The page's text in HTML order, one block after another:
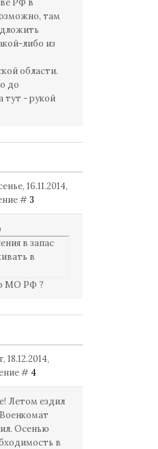
РФ в
там
либо из
области.
до
тут - рукой
16.11.2014,
#3
)
в запас
в
МО РФ ?
18.12.2014,
#4
Летом ездил
Осенью
в